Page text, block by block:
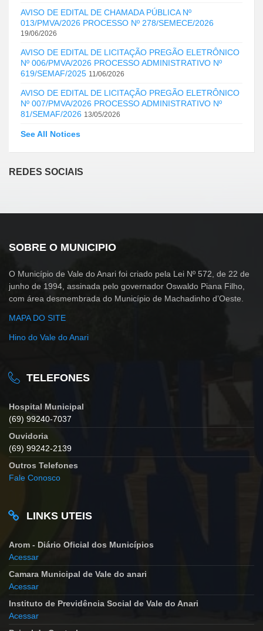
AVISO DE EDITAL DE CHAMADA PÚBLICA Nº
013/PMVA/2026 PROCESSO Nº 278/SEMECE/2026
19/06/2026
AVISO DE EDITAL DE LICITAÇÃO PREGÃO ELETRÔNICO
Nº 006/PMVA/2026 PROCESSO ADMINISTRATIVO Nº
619/SEMAF/2025 11/06/2026
AVISO DE EDITAL DE LICITAÇÃO PREGÃO ELETRÔNICO
Nº 007/PMVA/2026 PROCESSO ADMINISTRATIVO Nº
81/SEMAF/2026 13/05/2026
See All Notices
REDES SOCIAIS
SOBRE O MUNICIPIO
O Município de Vale do Anari foi criado pela Lei Nº 572, de 22 de
junho de 1994, assinada pelo governador Oswaldo Piana Filho,
com área desmembrada do Município de Machadinho d’Oeste.
MAPA DO SITE
Hino do Vale do Anari
TELEFONES
Hospital Municipal
(69) 99240-7037
Ouvidoria
(69) 99242-2139
Outros Telefones
Fale Conosco
LINKS UTEIS
Arom - Diário Oficial dos Municípios
Acessar
Camara Municipal de Vale do anari
Acessar
Instituto de Previdência Social de Vale do Anari
Acessar